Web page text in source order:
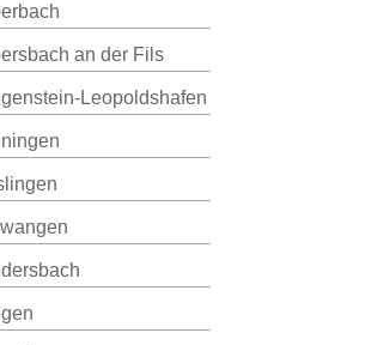
an der Fils
Leopoldshafen